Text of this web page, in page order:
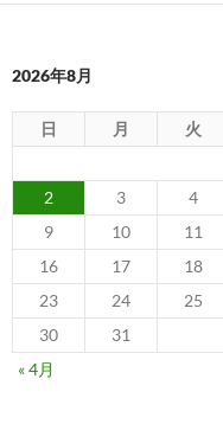
2026年8月
日 月 火
2
3 4
9
10 11
16
17 18
23
24 25
30
31
« 4月